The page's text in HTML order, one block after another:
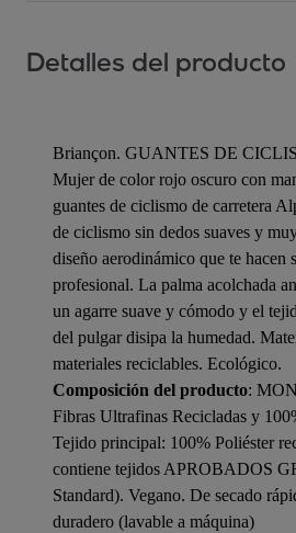
Detalles del producto
Briançon. GUANTES DE
Mujer de color rojo oscuro con
guantes de ciclismo de carretera
de ciclismo sin dedos suaves y
diseño aerodinámico que te hacen
profesional. La palma acolchada
un agarre suave y cómodo y el
del pulgar disipa la humedad.
materiales reciclables. Ecológico.
Composición del producto:
Fibras Ultrafinas Recicladas y
Tejido principal: 100% Poliéster
contiene tejidos APROBADOS
Standard). Vegano. De secado
duradero (lavable a máquina)